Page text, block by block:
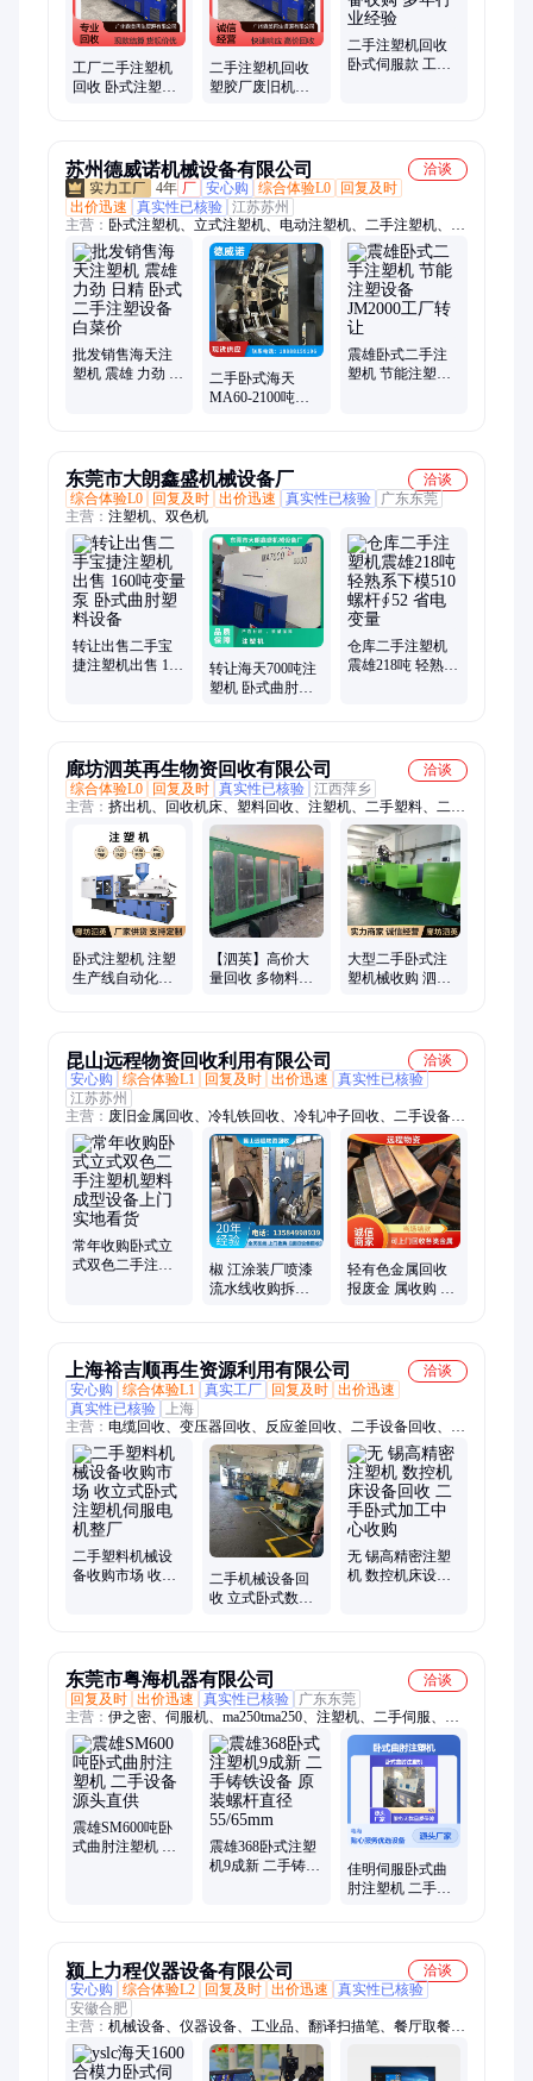
工厂二手注塑机
回收 卧式注塑成
二手注塑机回收
塑胶厂废旧机械
二手注塑机回收
卧式伺服款 工厂
苏州德威诺机械设备有限公司
洽谈
4年 厂 安心购 综合体验L0
回复及时
出价迅速
真实性已核验 江苏苏州
主营： 卧式注塑机、立式注塑机、电动注塑机、二手注塑机、注
塑机租赁
批发销售海天注
塑机 震雄 力劲 日
二手卧式海天
MA60-2100吨注
震雄卧式二手注
塑机 节能注塑设
东莞市大朗鑫盛机械设备厂
洽谈
综合体验L0
回复及时 出价迅速 真实性已核验
广东东莞
主营： 注塑机、双色机
转让出售二手宝
捷注塑机出售 160
转让海天700吨注
塑机 卧式曲肘伺
仓库二手注塑机
震雄218吨 轻熟系
廊坊泗英再生物资回收有限公司
洽谈
综合体验L0
回复及时 真实性已核验 江西萍乡
主营： 挤出机、回收机床、塑料回收、注塑机、二手塑料、二手
机床、高低混辅机、回收高低混
卧式注塑机 注塑
生产线自动化系
【泗英】高价大
量回收 多物料卧
大型二手卧式注
塑机械收购 泗英
昆山远程物资回收利用有限公司
洽谈
安心购
综合体验L1 回复及时 出价迅速
真实性已核验
江苏苏州
主营： 废旧金属回收、冷轧铁回收、冷轧冲子回收、二手设备回
收、注塑机回收、电子元器件回收、变压器回收、不锈钢回收、
发电机回收、加工中心回收、重型货架回收、自动化设备回收、
铣床磨床回收、配电柜回收、机械车位回收、镀金镀银废料回
收、电子废料回收、废铜废铝回收、线路板回收、镀金线路板回
收、厂房拆除回收、整厂设备打包回收、全自动泊车位回收、变
频器回收、驱动器回收
常年收购卧式立
式双色二手注塑
椒 江涂装厂喷漆
流水线收购拆除
轻有色金属回收
报废金 属收购 高
上海裕吉顺再生资源利用有限公司
洽谈
安心购
综合体验L1 真实工厂 回复及时 出价迅速
真实性已核验
上海
主营： 电缆回收、变压器回收、反应釜回收、二手设备回收、注
塑机回收、二手机床回收、电梯回收、发电机回收、锅炉回收、
制冷设备回收、空压机回收、速冻库回收、化工厂拆除、废铁回
收、不锈钢回收、废铝回收、整厂拆除回收、水泥厂拆除、中央
空调拆除回收、废铜回收、无尘车间净化板回收、酒店宾馆拆除
回收、行车回收、电线电缆回收、加工中心回收
二手塑料机械设
备收购市场 收立
二手机械设备回
收 立式卧式数控
无 锡高精密注塑
机 数控机床设备
东莞市粤海机器有限公司
洽谈
回复及时 出价迅速 真实性已核验
广东东莞
主营： 伊之密、伺服机、ma250tma250、注塑机、二手伺服、塑
料成型机、水果筐塑料机
震雄SM600吨卧
式曲肘注塑机 二
震雄368卧式注塑
机9成新 二手铸铁
佳明伺服卧式曲
肘注塑机 二手优
颍上力程仪器设备有限公司
洽谈
安心购
综合体验L2 回复及时 出价迅速
真实性已核验
安徽合肥
主营： 机械设备、仪器设备、工业品、翻译扫描笔、餐厅取餐叫
号器、会议大平板彩电、超高清电视机、热收缩包装机、激光打
印机、燃气热水器、机械表全自动、和田玉、下死点检知器、专